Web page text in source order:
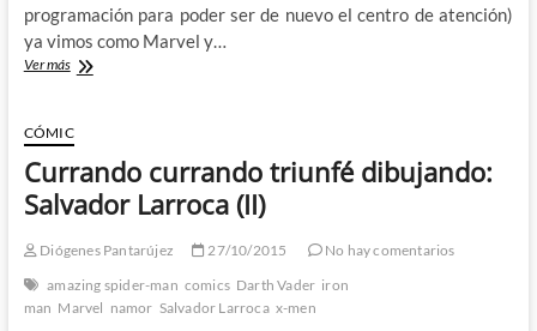
programación para poder ser de nuevo el centro de atención)
ya vimos como Marvel y…
Ver másLos
de
2015.
Y
algunos
de
peores,
también
–
CÓMIC
Currando currando triunfé dibujando:
Salvador Larroca (II)
Diógenes Pantarújez 27/10/2015
No hay comentarios
amazing spider-man comics Darth Vader iron
man Marvel namor Salvador Larroca x-men